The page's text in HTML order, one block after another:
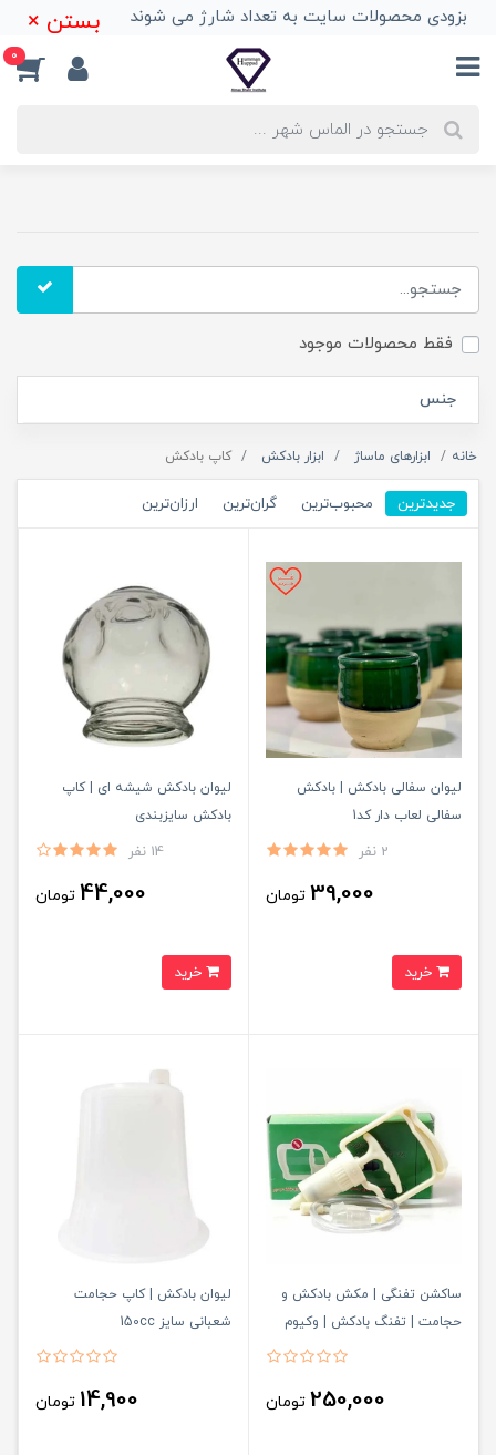
بزودی محصولات سایت به تعداد شارژ می شوند بستن ×
0
فقط محصولات موجود
جنس
خانه ابزارهای ماساژ ابزار بادکش کاپ بادکش
جدیدترین محبوب‌ترین گران‌ترین ارزان‌ترین
لیوان سفالی بادکش | بادکش
سفالی لعاب دار کد1
2 نفر
39,000 تومان
لیوان بادکش شیشه ای | کاپ
بادکش سایزبندی
14 نفر
44,000 تومان
ساکشن تفنگی | مکش بادکش و
حجامت | تفنگ بادکش | وکیوم
250,000 تومان
لیوان بادکش | کاپ حجامت
شعبانی سایز 150cc
14,900 تومان